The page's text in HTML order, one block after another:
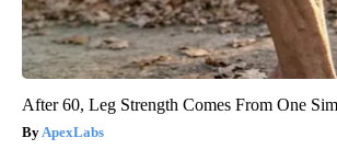
After 60, Leg Strength Comes From One
ApexLabs